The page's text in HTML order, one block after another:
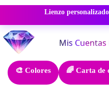
Lienzo personalizado
Saltar
al
contenido
🎨 Colores 🌈 Carta de